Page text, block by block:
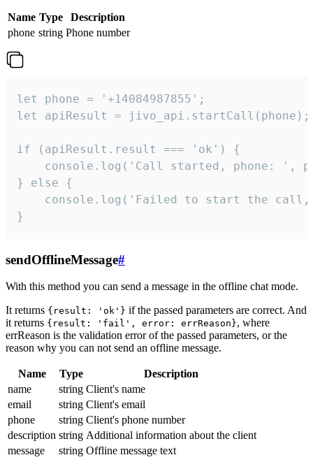
Name Type
Description
phone string Phone number
let phone = '+14084987855';
let apiResult = jivo_api.startCall(phone);
if (apiResult.result === 'ok') {
console.log('Call started, phone: ',
} else {
console.log('Failed to start the
}
sendOfflineMessage#
With this method you can send a message in the offline chat mode.
It returns {result: 'ok'} if the passed parameters are correct. And
it returns {result: 'fail', error: errReason}, where
errReason is the validation error of the passed parameters, or the
reason why you can not send an offline message.
Name Type
Description
name
string Client's name
email
string Client's email
phone
string Client's phone number
description string Additional information about the client
message
string Offline message text